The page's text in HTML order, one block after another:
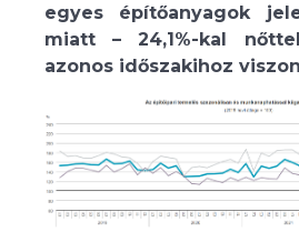
egyes építőanyagok
miatt – 24,1%-kal
azonos időszakihoz